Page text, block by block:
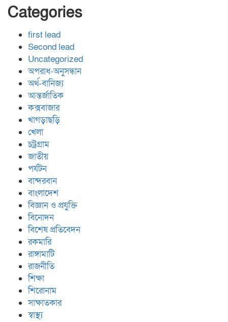
Categories
first lead
Second lead
Uncategorized
অপরাধ-অনুসন্ধান
অর্থ-বানিজ্য
আন্তর্জাতিক
কক্সবাজার
খাগড়াছড়ি
খেলা
চট্রগ্রাম
জাতীয়
পর্যটন
বান্দরবান
বাংলাদেশ
বিজ্ঞান ও প্রযুক্তি
বিনোদন
বিশেষ প্রতিবেদন
রকমারি
রাঙ্গামাটি
রাজনীতি
শিক্ষা
শিরোনাম
সাক্ষাতকার
স্বাস্থ্য